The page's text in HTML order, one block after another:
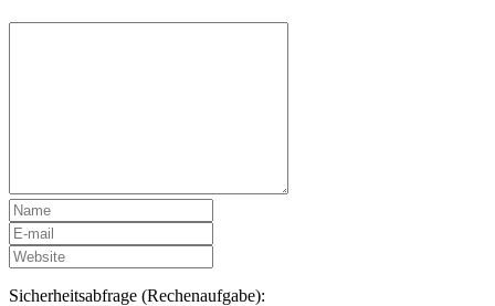
Sicherheitsabfrage (Rechenaufgabe):